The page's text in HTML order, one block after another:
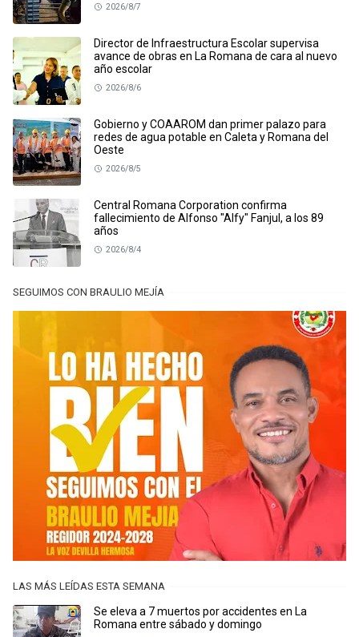
2026/8/7
Director de Infraestructura Escolar supervisa
avance de obras en La Romana de cara al nuevo
año escolar
2026/8/6
Gobierno y COAAROM dan primer palazo para
redes de agua potable en Caleta y Romana del
Oeste
2026/8/5
Central Romana Corporation confirma
fallecimiento de Alfonso "Alfy" Fanjul, a los 89
años
2026/8/4
SEGUIMOS CON BRAULIO MEJÍA
LAS MÁS LEÍDAS ESTA SEMANA
Se eleva a 7 muertos por accidentes en La
Romana entre sábado y domingo